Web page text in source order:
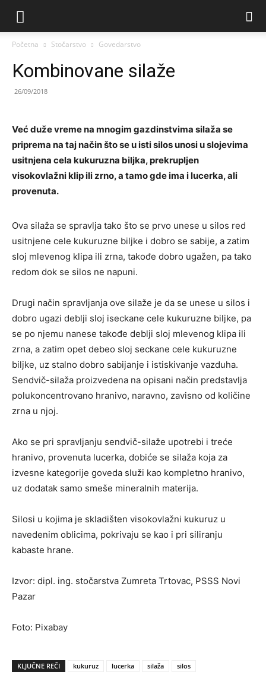
Početna Stočarstvo Govedarstvo
Kombinovane silaže
26/09/2018
Već duže vreme na mnogim gazdinstvima silaža se
priprema na taj način što se u isti silos unosi u slojevima
usitnjena cela kukuruzna biljka, prekrupljen
visokovlažni klip ili zrno, a tamo gde ima i lucerka, ali
provenuta.
Ova silaža se spravlja tako što se prvo unese u silos red
usitnjene cele kukuruzne biljke i dobro se sabije, a zatim
sloj mlevenog klipa ili zrna, takođe dobro ugažen, pa tako
redom dok se silos ne napuni.
Drugi način spravljanja ove silaže je da se unese u silos i
dobro ugazi deblji sloj iseckane cele kukuruzne biljke, pa
se po njemu nanese takođe deblji sloj mlevenog klipa ili
zrna, a zatim opet debeo sloj seckane cele kukuruzne
biljke, uz stalno dobro sabijanje i istiskivanje vazduha.
Sendvič-silaža proizvedena na opisani način predstavlja
polukoncentrovano hranivo, naravno, zavisno od količine
zrna u njoj.
Ako se pri spravljanju sendvič-silaže upotrebi i treće
hranivo, provenuta lucerka, dobiće se silaža koja za
izvesne kategorije goveda služi kao kompletno hranivo,
uz dodatak samo smeše mineralnih materija.
Silosi u kojima je skladišten visokovlažni kukuruz u
navedenim oblicima, pokrivaju se kao i pri siliranju
kabaste hrane.
Izvor: dipl. ing. stočarstva Zumreta Trtovac, PSSS Novi
Pazar
Foto: Pixabay
KLJUČNE REČI kukuruz lucerka silaža silos